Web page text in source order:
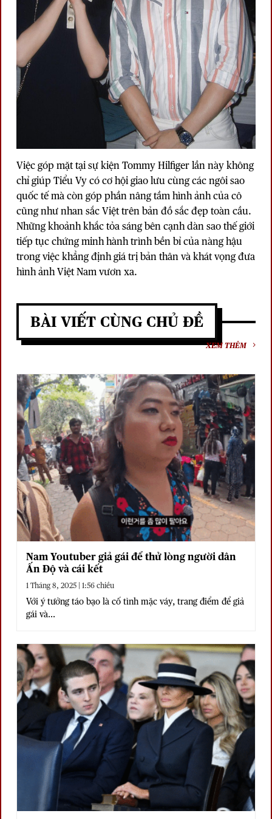
Việc góp mặt tại sự kiện Tommy Hilfiger lần này không
chỉ giúp Tiểu Vy có cơ hội giao lưu cùng các ngôi sao
quốc tế mà còn góp phần nâng tầm hình ảnh của cô
cũng như nhan sắc Việt trên bản đồ sắc đẹp toàn cầu.
Những khoảnh khắc tỏa sáng bên cạnh dàn sao thế giới
tiếp tục chứng minh hành trình bền bỉ của nàng hậu
trong việc khẳng định giá trị bản thân và khát vọng đưa
hình ảnh Việt Nam vươn xa.
BÀI VIẾT CÙNG CHỦ ĐỀ
XEM THÊM
Nam Youtuber giả gái để thử lòng người dân
Ấn Độ và cái kết
1 Tháng 8, 2025 | 1:56 chiều
Với ý tưởng táo bạo là cố tình mặc váy, trang điểm để giả
gái và...